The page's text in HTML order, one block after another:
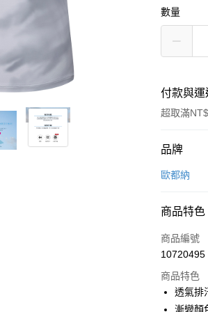
數量
付款與
超取滿
付款方式
信用卡一
合作金
華南商
上海商
國泰世
臺灣中
6 期 0
華南商
上海商
國泰世
超商取貨
LINE Pay
品牌
歐都納
商品特色
商品編號
10720495
商品特色
透氣排
漸變顏